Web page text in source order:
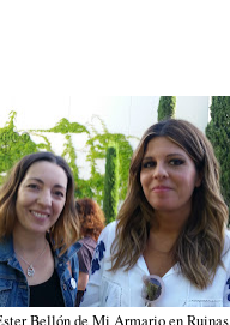
Bellón de Mi Armario en Ruinas